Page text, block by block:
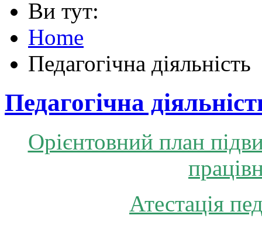
Ви тут:
Home
Педагогічна діяльність
Педагогічна
Орієнтовний план
Атестація